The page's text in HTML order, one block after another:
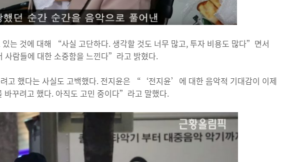
있는 것에 대해 “사실 고단하다. 생각할 것도 너무 많고, 투자 비용도 많다”면서
사람들에 대한 소중함을 느낀다”라고 밝혔다.
고 했다는 사실도 고백했다. 전지윤은 “‘전지윤’에 대한 음악적 기대감이 이제
바꾸려고 했다. 아직도 고민 중이다”라고 말했다.